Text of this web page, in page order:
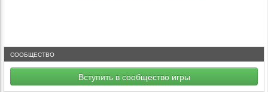
СООБЩЕСТВО
Вступить в сообщество игры